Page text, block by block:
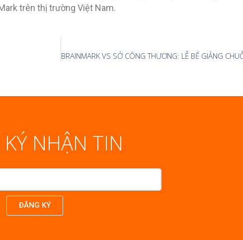
trên thị trường Việt Nam.
NHẬN TIN
ĐĂNG KÝ